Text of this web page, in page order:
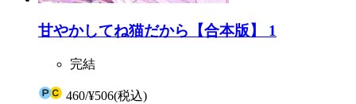
甘やかしてね猫だから【合本版】 1
完結
460/¥506(税込)